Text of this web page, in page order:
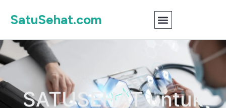
SatuSehat.com
SATUSEHAT untuk